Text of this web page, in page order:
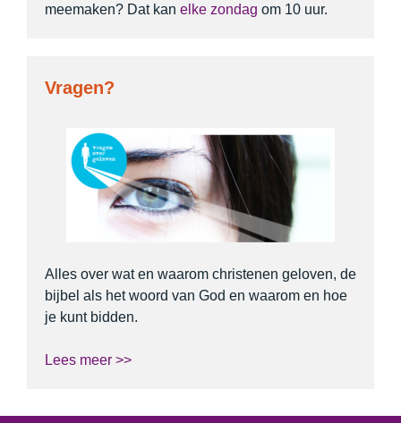
meemaken? Dat kan elke zondag om 10 uur.
Vragen?
Alles over wat en waarom christenen geloven, de
bijbel als het woord van God en waarom en hoe
je kunt bidden.
Lees meer >>